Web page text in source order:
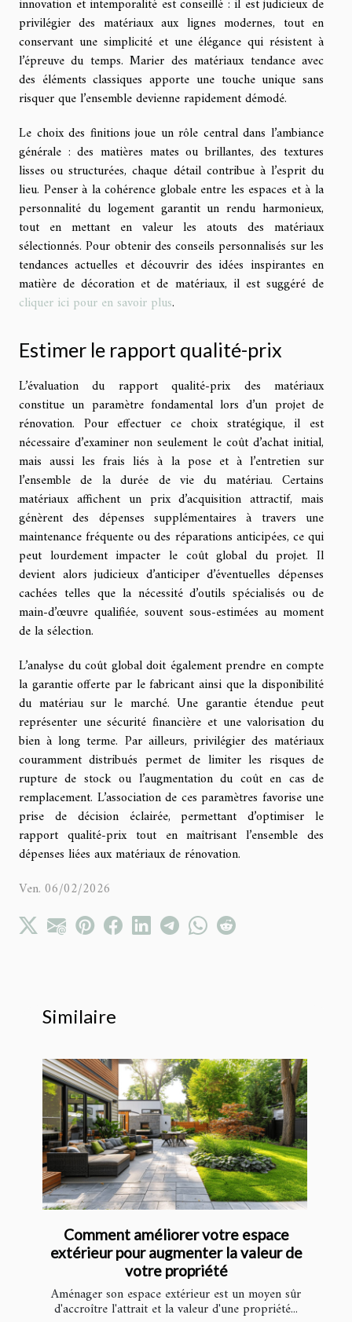
innovation et intemporalité est conseillé : il est judicieux de
privilégier des matériaux aux lignes modernes, tout en
conservant une simplicité et une élégance qui résistent à
l’épreuve du temps. Marier des matériaux tendance avec
des éléments classiques apporte une touche unique sans
risquer que l’ensemble devienne rapidement démodé.
Le choix des finitions joue un rôle central dans l’ambiance
générale : des matières mates ou brillantes, des textures
lisses ou structurées, chaque détail contribue à l’esprit du
lieu. Penser à la cohérence globale entre les espaces et à la
personnalité du logement garantit un rendu harmonieux,
tout en mettant en valeur les atouts des matériaux
sélectionnés. Pour obtenir des conseils personnalisés sur les
tendances actuelles et découvrir des idées inspirantes en
matière de décoration et de matériaux, il est suggéré de
cliquer ici pour en savoir plus.
Estimer le rapport qualité-prix
L’évaluation du rapport qualité-prix des matériaux
constitue un paramètre fondamental lors d’un projet de
rénovation. Pour effectuer ce choix stratégique, il est
nécessaire d’examiner non seulement le coût d’achat initial,
mais aussi les frais liés à la pose et à l’entretien sur
l’ensemble de la durée de vie du matériau. Certains
matériaux affichent un prix d’acquisition attractif, mais
génèrent des dépenses supplémentaires à travers une
maintenance fréquente ou des réparations anticipées, ce qui
peut lourdement impacter le coût global du projet. Il
devient alors judicieux d’anticiper d’éventuelles dépenses
cachées telles que la nécessité d’outils spécialisés ou de
main-d’œuvre qualifiée, souvent sous-estimées au moment
de la sélection.
L’analyse du coût global doit également prendre en compte
la garantie offerte par le fabricant ainsi que la disponibilité
du matériau sur le marché. Une garantie étendue peut
représenter une sécurité financière et une valorisation du
bien à long terme. Par ailleurs, privilégier des matériaux
couramment distribués permet de limiter les risques de
rupture de stock ou l’augmentation du coût en cas de
remplacement. L’association de ces paramètres favorise une
prise de décision éclairée, permettant d’optimiser le
rapport qualité-prix tout en maîtrisant l’ensemble des
dépenses liées aux matériaux de rénovation.
Ven. 06/02/2026
Similaire
Comment améliorer votre espace
extérieur pour augmenter la valeur de
votre propriété
Aménager son espace extérieur est un moyen sûr
d'accroître l'attrait et la valeur d'une propriété...